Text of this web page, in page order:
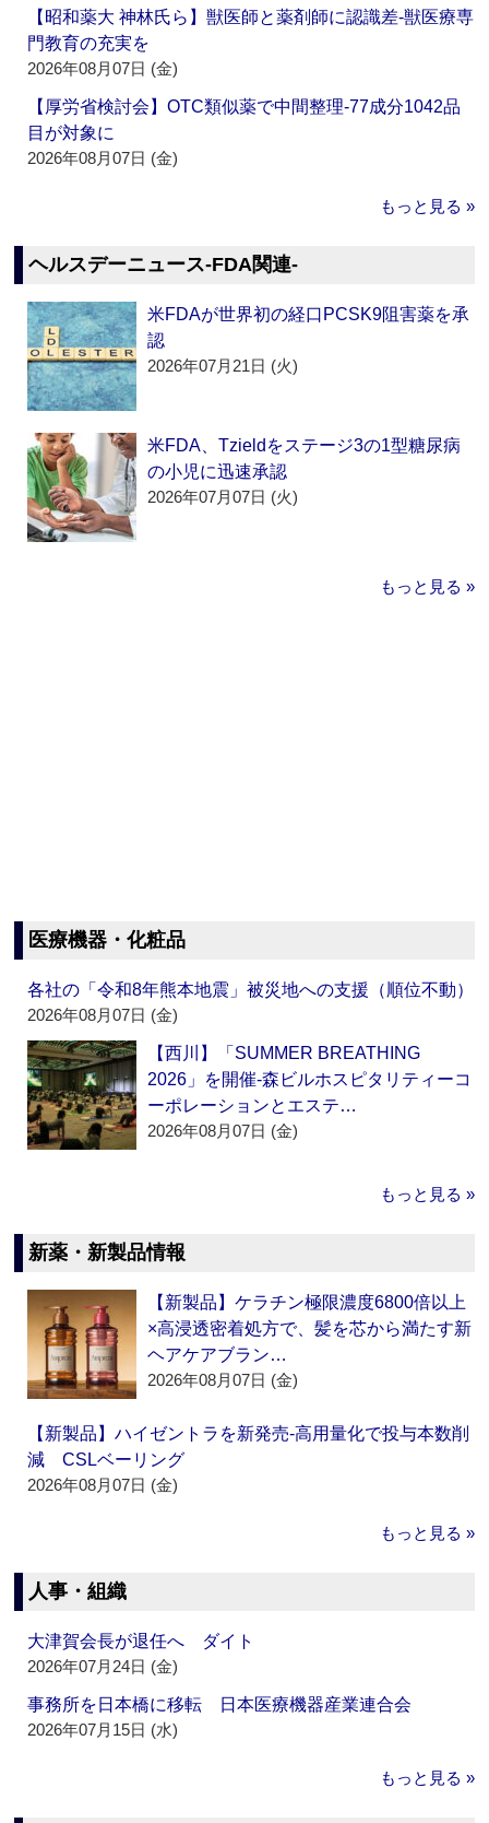
【昭和薬大 神林氏ら】獣医師と薬剤師に認識差‐獣医療専
門教育の充実を
2026年08月07日 (金)
【厚労省検討会】OTC類似薬で中間整理‐77成分1042品
目が対象に
2026年08月07日 (金)
もっと見る »
ヘルスデーニュース‐FDA関連‐
米FDAが世界初の経口PCSK9阻害薬を承
認
2026年07月21日 (火)
米FDA、Tzieldをステージ3の1型糖尿病
の小児に迅速承認
2026年07月07日 (火)
もっと見る »
医療機器・化粧品
各社の「令和8年熊本地震」被災地への支援（順位不動）
2026年08月07日 (金)
【西川】「SUMMER BREATHING
2026」を開催‐森ビルホスピタリティーコ
ーポレーションとエステ…
2026年08月07日 (金)
もっと見る »
新薬・新製品情報
【新製品】ケラチン極限濃度6800倍以上
×高浸透密着処方で、髪を芯から満たす新
ヘアケアブラン…
2026年08月07日 (金)
【新製品】ハイゼントラを新発売‐高用量化で投与本数削
減 CSLベーリング
2026年08月07日 (金)
もっと見る »
人事・組織
大津賀会長が退任へ ダイト
2026年07月24日 (金)
事務所を日本橋に移転 日本医療機器産業連合会
2026年07月15日 (水)
もっと見る »